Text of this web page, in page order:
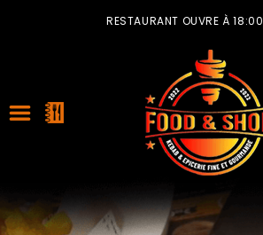
RESTAURANT OUVRE À 18:00